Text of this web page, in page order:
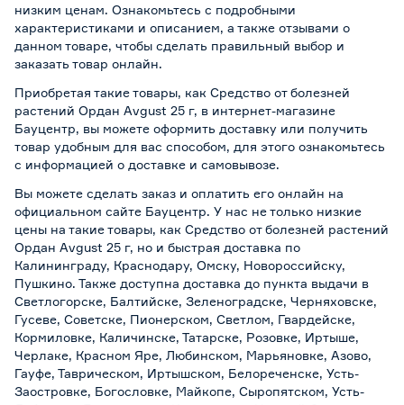
низким ценам. Ознакомьтесь с подробными
характеристиками и описанием, а также отзывами о
данном товаре, чтобы сделать правильный выбор и
заказать товар онлайн.
Приобретая такие товары, как Средство от болезней
растений Ордан Avgust 25 г, в интернет-магазине
Бауцентр, вы можете оформить доставку или получить
товар удобным для вас способом, для этого ознакомьтесь
с информацией о доставке и самовывозе.
Вы можете сделать заказ и оплатить его онлайн на
официальном сайте Бауцентр. У нас не только низкие
цены на такие товары, как Средство от болезней растений
Ордан Avgust 25 г, но и быстрая доставка по
Калининграду, Краснодару, Омску, Новороссийску,
Пушкино. Также доступна доставка до пункта выдачи в
Светлогорске, Балтийске, Зеленоградске, Черняховске,
Гусеве, Советске, Пионерском, Светлом, Гвардейске,
Кормиловке, Каличинске, Татарске, Розовке, Иртыше,
Черлаке, Красном Яре, Любинском, Марьяновке, Азово,
Гауфе, Таврическом, Иртышском, Белореченске, Усть-
Заостровке, Богословке, Майкопе, Сыропятском, Усть-